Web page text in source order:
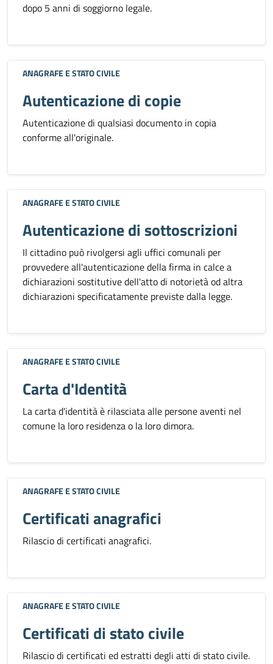
dopo 5 anni di soggiorno legale.
ANAGRAFE E STATO CIVILE
Autenticazione di copie
Autenticazione di qualsiasi documento in copia
conforme all'originale.
ANAGRAFE E STATO CIVILE
Autenticazione di sottoscrizioni
Il cittadino può rivolgersi agli uffici comunali per
provvedere all'autenticazione della firma in calce a
dichiarazioni sostitutive dell'atto di notorietà od altra
dichiarazioni specificatamente previste dalla legge.
ANAGRAFE E STATO CIVILE
Carta d'Identità
La carta d'identità è rilasciata alle persone aventi nel
comune la loro residenza o la loro dimora.
ANAGRAFE E STATO CIVILE
Certificati anagrafici
Rilascio di certificati anagrafici.
ANAGRAFE E STATO CIVILE
Certificati di stato civile
Rilascio di certificati ed estratti degli atti di stato civile.